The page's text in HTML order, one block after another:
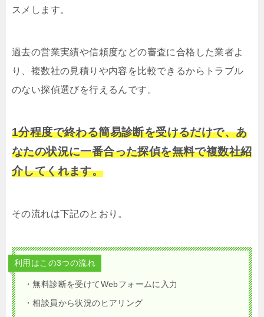
スメします。
過去の営業実績や信頼度などの審査に合格した業者よ
り、複数社の見積りや内容を比較できるからトラブル
のない探偵選びを行えるんです。
1分程度で終わる簡易診断を受けるだけで、あ
なたの状況に一番合った探偵を無料で複数社紹
介してくれます。
その流れは下記のとおり。
利用はこの3つの流れ
・無料診断を受けてWebフォームに入力
・相談員から状況のヒアリング